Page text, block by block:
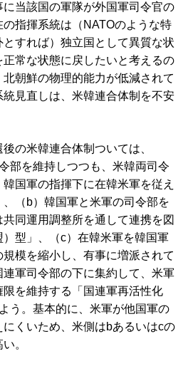
当該国の軍隊が外国軍司令官の
指揮系統は（NATOのような特
すれば）独立国として異質な状
常な状態に戻したいと考えるの
朝鮮の物理的能力が低減されて
見直しは、米韓連合体制を不安
の米韓連合体制ついては、
部を維持しつつも、米韓両司令
国軍の指揮下に在韓米軍を従え
（b）韓国軍と米軍の司令部を
同運用調整所を通して連携を図
型」、（c）在韓米軍を韓国軍
模を縮小し、有事に増派されて
連軍司令部の下に集約して、米軍
を維持する「国連軍再活性化
う。基本的に、米軍が他国軍の
くいため、米側はbあるいはcの
。